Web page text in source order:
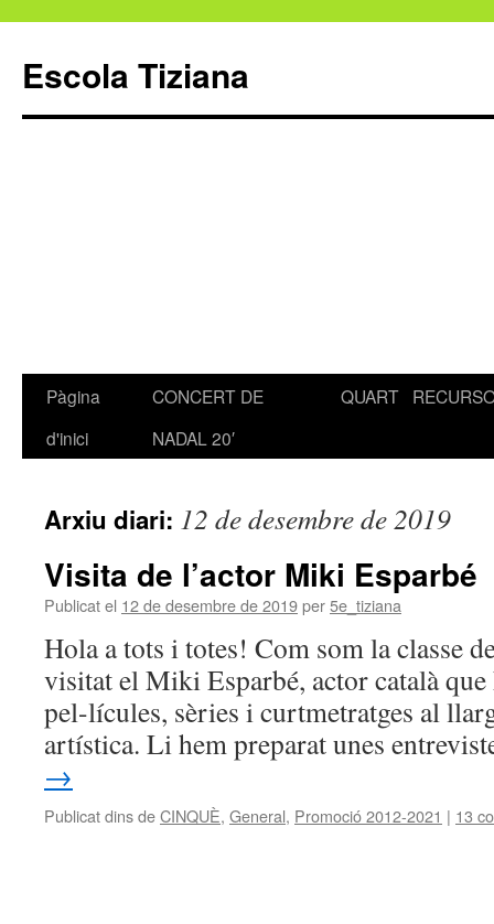
Escola Tiziana
Vés
Pàgina
d'inici
CONCERT DE
NADAL 20′
QUART
Arxiu diari: 12 de desembre de 2019
Visita de l’actor Miki Esparbé
Publicat el 12 de desembre de 2019per5e_tiziana
Hola a tots i totes! Com som la classe
visitat el Miki Esparbé, actor català
pel-lícules, sèries i curtmetratges al
artística. Li hem preparat unes
→
Publicat dins deCINQUÈ, General, Promoció 2012-2021 | 13